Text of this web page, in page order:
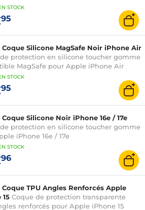
STOCK
95
Silicone MagSafe Noir iPhone Air
protection en silicone toucher gomme
MagSafe pour Apple iPhone Air
STOCK
95
Silicone Noir iPhone 16e / 17e
protection en silicone toucher gomme
iPhone 16e / 17e
STOCK
96
TPU Angles Renforcés Apple
15 Coque de protection transparente
renforcés pour Apple iPhone 15